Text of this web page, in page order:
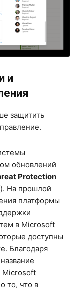
и
защитить
обновлений
Protection
На прошлой
платформы
в Microsoft
доступны
Благодаря
Microsoft
то, что в